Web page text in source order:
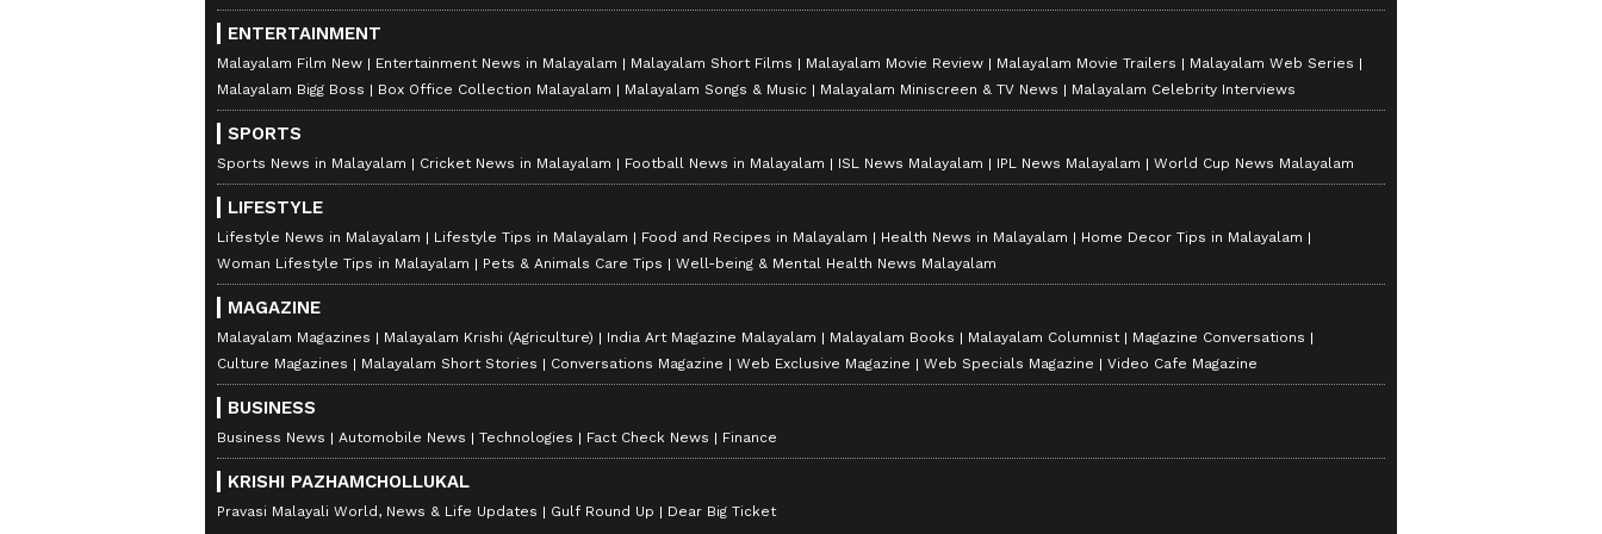
വിപണിയിൽ നിന്ന് പിൻവലിച്ച ഇഗ്‌നിസിന് പകരക്കാരനായാണ് എത്തുക. 2027ഓടെ
അവതരിപ്പിക്കപ്പെടുമെന്നാണ് സൂചന. ടാറ്റ പഞ്ച്, ഹ്യുണ്ടായി എക്സ്റ്റർ എന്നിവയാകും
പ്രധാന എതിരാളികൾ.
മൈൽഡ് ഹൈബ്രിഡ് പെട്രോൾ, സിഎൻജി, ഇലക്ട്രിക്, സിബിജി, കൂടാതെ സ്ട്രോങ്
ഹൈബ്രിഡ് പവർട്രെയിൻ ഉൾപ്പെടെ വിവിധ എൻജിൻ ഓപ്ഷനുകളോടെ വാഹനം
അവതരിപ്പിക്കുമെന്നാണ് റിപ്പോർട്ടുകൾ. ഇതിലൂടെ വിവിധ വിഭാഗം ഉപഭോക്താക്കളെ
ലക്ഷ്യമിടാനാണ് മാരുതിയുടെ നീക്കം.
ഔദ്യോഗിക പ്രഖ്യാപനത്തിനായി കാത്തിരിക്കാം
പുതിയ എസ്‌യുവികളുടെ ലോഞ്ച് തീയതി, വില, സവിശേഷതകൾ എന്നിവയെക്കുറിച്ച്
മാരുതി സുസുക്കി ഇതുവരെ ഔദ്യോഗികമായി പ്രതികരിച്ചിട്ടില്ല. എന്നിരുന്നാലും അടുത്ത
മൂന്ന് വർഷത്തിനുള്ളിൽ ഇന്ത്യൻ എസ്‌യുവി വിപണിയിലെ മത്സരം കൂടുതൽ
ശക്തമാക്കാൻ ഈ പുതിയ മോഡലുകൾക്ക് കഴിയുമെന്നാണ് വാഹന വിപണി
വിദഗ്ധരുടെ വിലയിരുത്തൽ.
ENTERTAINMENT
Malayalam Film New Entertainment News in Malayalam Malayalam Short Films Malayalam Movie Review Malayalam Movie Trailers
Malayalam Web Series
Malayalam Bigg Boss
Box Office Collection Malayalam Malayalam Songs & Music Malayalam Miniscreen & TV News Malayalam Celebrity Interviews
SPORTS
Sports News in Malayalam Cricket News in Malayalam Football News in Malayalam ISL News Malayalam IPL News Malayalam World Cup News Malayalam
LIFESTYLE
Lifestyle News in Malayalam Lifestyle Tips in Malayalam Food and Recipes in Malayalam Health News in Malayalam
Home Decor Tips in Malayalam
Woman Lifestyle Tips in Malayalam
Pets & Animals Care Tips Well-being & Mental Health News Malayalam
MAGAZINE
Malayalam Magazines Malayalam Krishi (Agriculture) India Art Magazine Malayalam Malayalam Books Malayalam Columnist
Magazine Conversations
Culture Magazines
Malayalam Short Stories Conversations Magazine Web Exclusive Magazine Web Specials Magazine Video Cafe Magazine
BUSINESS
Business News Automobile News Technologies Fact Check News Finance
KRISHI PAZHAMCHOLLUKAL
Pravasi Malayali World, News & Life Updates Gulf Round Up Dear Big Ticket